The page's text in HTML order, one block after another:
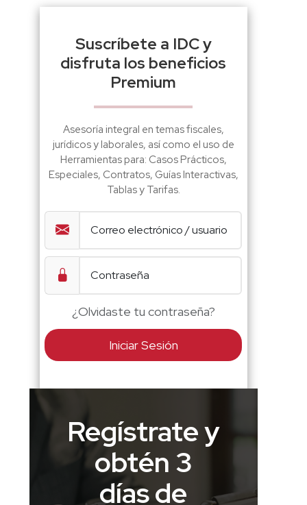
Suscríbete a IDC y
disfruta los beneficios
Premium
Asesoría integral en temas fiscales,
jurídicos y laborales, así como el uso de
Herramientas para: Casos Prácticos,
Especiales, Contratos, Guías Interactivas,
Tablas y Tarifas.
¿Olvidaste tu contraseña?
Iniciar Sesión
Regístrate y
obtén 3
días de